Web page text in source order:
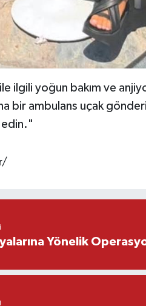
ilgili yoğun bakım ve
bir ambulans uçak
edin."
Yönelik